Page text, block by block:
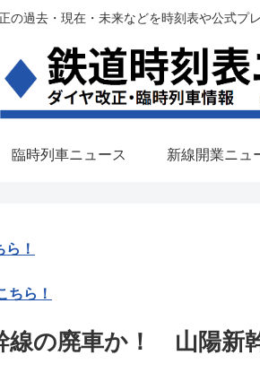
の過去・現在・未来などを時刻表や公式
臨時列車ニュース 新線開業ニュ
！
ちら！
線の廃車か！ 山陽新